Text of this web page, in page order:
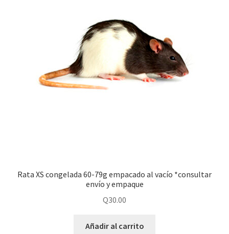
Rata XS congelada 60-79g empacado al vacío *consultar
envío y empaque
Q30.00
Añadir al carrito